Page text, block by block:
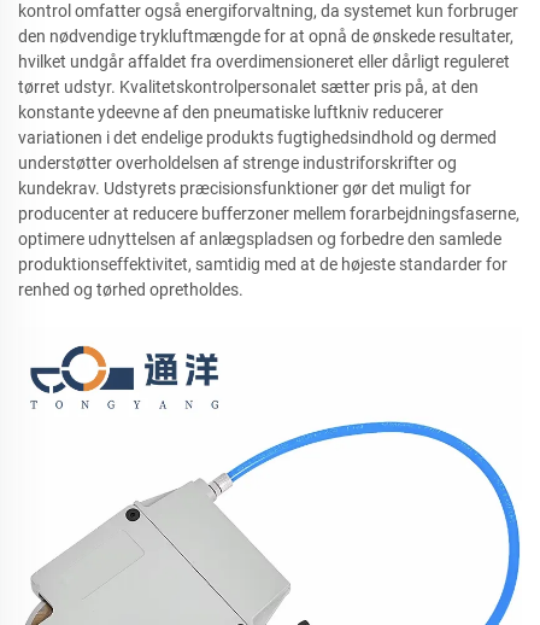
kontrol omfatter også energiforvaltning, da systemet kun forbruger
den nødvendige trykluftmængde for at opnå de ønskede resultater,
hvilket undgår affaldet fra overdimensioneret eller dårligt reguleret
tørret udstyr. Kvalitetskontrolpersonalet sætter pris på, at den
konstante ydeevne af den pneumatiske luftkniv reducerer
variationen i det endelige produkts fugtighedsindhold og dermed
understøtter overholdelsen af strenge industriforskrifter og
kundekrav. Udstyrets præcisionsfunktioner gør det muligt for
producenter at reducere bufferzoner mellem forarbejdningsfaserne,
optimere udnyttelsen af anlægspladsen og forbedre den samlede
produktionseffektivitet, samtidig med at de højeste standarder for
renhed og tørhed opretholdes.